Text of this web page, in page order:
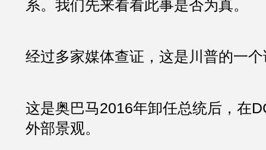
系。我们先来看看此事是否为真。
经过多家媒体查证，这是川普的一
这是奥巴马2016年卸任总统后，在
外部景观。